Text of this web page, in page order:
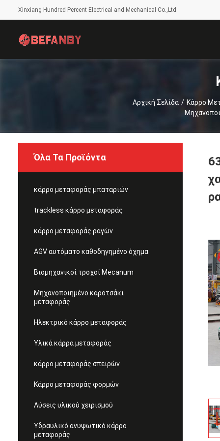
Xinxiang Hundred Percent Electrical and Mechanical Co.,Ltd
Αρχική Σελίδα / Κάρρο
Όλα Τα Προϊόντα
κάρρο μεταφοράς μπαταριών
trackless κάρρο μεταφοράς
κάρρο μεταφοράς ραγών
AGV αυτόματο καθοδηγημένο όχημα
Βιομηχανικοί τροχοί Mecanum
Μηχανοποιημένο καροτσάκι
μεταφοράς
Ηλεκτρικό κάρρο μεταφοράς
Υλικά κάρρα μεταφοράς
κάρρο μεταφοράς σπειρών
Κάρρο μεταφοράς φορμών
Λύσεις υλικού χειρισμού
Υδραυλικό ανυψωτικό κάρρο
μεταφοράς